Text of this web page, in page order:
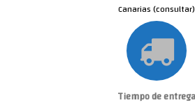
Canarias (consultar)
Tiempo de entrega